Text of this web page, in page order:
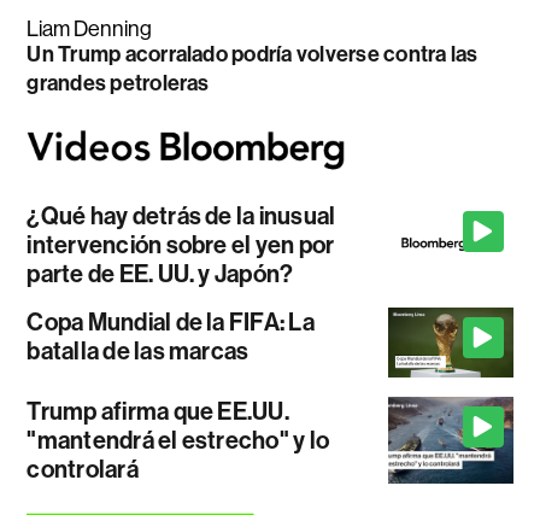
Liam Denning
Un Trump acorralado podría volverse contra las
grandes petroleras
¿Qué hay detrás de la inusual
intervención sobre el yen por
parte de EE. UU. y Japón?
Copa Mundial de la FIFA: La
batalla de las marcas
Trump afirma que EE.UU.
"mantendrá el estrecho" y lo
controlará